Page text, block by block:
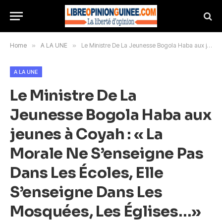
Home » A LA UNE » Le Ministre De La Jeunesse Bogola Haba aux jeunes à Coyah : « La Morale Ne S’enseigne Pas Dans Les Écoles, Elle S’enseigne Dans Les Mosquées, Les Églises…»
A LA UNE
Le Ministre De La
Jeunesse Bogola Haba aux
jeunes à Coyah : « La
Morale Ne S’enseigne Pas
Dans Les Écoles, Elle
S’enseigne Dans Les
Mosquées, Les Églises…»